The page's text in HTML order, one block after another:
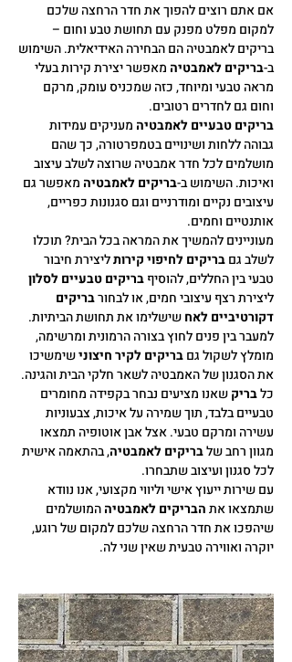
אם אתם רוצים להפוך את חדר הרחצה שלכם
למקום מפלט מפנק עם תחושת טבע וחום –
בריקים לאמבטיה הם הבחירה האידיאלית. השימוש
ב-בריקים לאמבטיה מאפשר יצירת קירות בעלי
מראה טבעי ומיוחד, כזה שמכניס עומק, מרקם
וחום גם לחדרים רטובים.
בריקים טבעיים לאמבטיה מעניקים עמידות
גבוהה ללחות ושינויים בטמפרטורה, כך שהם
מושלמים לכל חדר אמבטיה שרוצה לשלב עיצוב
ואיכות. השימוש ב-בריקים לאמבטיה מאפשר גם
עיצובים נקיים ומודרניים וגם סגנונות כפריים,
אותנטיים וחמים.
מעוניינים להמשיך את המראה בכל הבית? תוכלו
לשלב גםבריקים לחיפוי קירותליצירת חיבור
טבעי בין החללים, להוסיףבריקים טבעיים לסלון
ליצירת רצף עיצובי חמים, או לבחורבריקים
דקורטיביים לאחשישלימו את תחושת הביתיות.
למעבר בין פנים לחוץ בצורה הרמונית ומרשימה,
מומלץ לשקול גםבריקים לקיר חיצונישימשיכו
את הסגנון של האמבטיה לשאר חלקי הבית והגינה.
כלבריקשאנו מציעים נבחר בקפידה מחומרים
טבעיים בלבד, תוך שמירה על איכות, צבעוניות
עשירה ומרקם טבעי. אצל אבן אוטופיה תמצאו
מגוון רחב שלבריקים לאמבטיה, בהתאמה אישית
לכל סגנון ועיצוב שתבחרו.
עם שירות ייעוץ אישי וליווי מקצועי, אנו נוודא
שתמצאו אתהבריקים לאמבטיההמושלמים
שיהפכו את חדר הרחצה שלכם למקום של רוגע,
יוקרה ואווירה טבעית שאין שני לה.